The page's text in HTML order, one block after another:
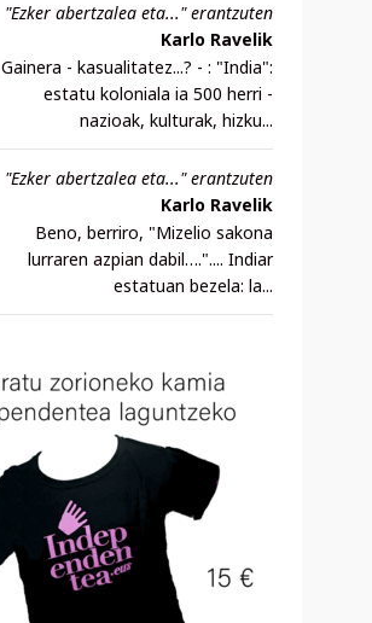
"Ezker abertzalea eta..." erantzuten
Karlo Ravelik
Gainera - kasualitatez...? - : "India":
estatu koloniala ia 500 herri -
nazioak, kulturak, hizku...
"Ezker abertzalea eta..." erantzuten
Karlo Ravelik
Beno, berriro, "Mizelio sakona
lurraren azpian dabil….".... Indiar
estatuan bezela: la...